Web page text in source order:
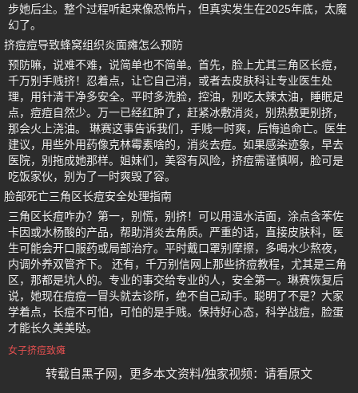
步她后尘。整个过程听起来像恐怖片，但真实发生在2025年底，太魔
幻了。
挤痘痘导致蜂窝组织炎面瘫怎么预防
预防嘛，说难不难，说简单也不简单。首先，脸上尤其三角区长痘，
千万别手贱挤！忍着点，让它自己消，或者去皮肤科让专业医生处
理，用针清干净多安全。平时多洗脸，控油，别吃太辣太油，睡眠足
点，痘痘自然少。万一已经红肿了，赶紧冰敷消炎，别热敷更别挤，
那会火上浇油。 琳赛这事告诉我们，手贱一时爽，后悔追命亡。医生
建议，用些外用药像克林霉素啥的，消炎去痘。如果感染迹象，早去
医院，别拖成她那样。姐妹们，美容有风险，挤痘需谨慎啊，脸可是
吃饭家伙，别为了一时爽毁了容。
脸部死亡三角区长痘安全处理指南
三角区长痘咋办？第一，别慌，别挤！可以用温水洁面，涂点含苯佐
卡因或水杨酸的产品，帮助消炎去角质。严重的话，直接皮肤科，医
生可能会开口服药或局部治疗。平时戴口罩别摩擦，多喝水少熬夜，
内调外养双管齐下。 还有，千万别信网上那些挤痘教程，尤其是三角
区，那都是坑人的。专业的事交给专业的人，安全第一。琳赛恢复后
说，她现在痘痘一冒头就去诊所，绝不自己动手。聪明了不是？大家
学着点，长痘不可怕，可怕的是手贱。保持好心态，科学战痘，脸蛋
才能长久美美哒。
女子挤痘致瘫
转载自黑子网，更多本文资料/独家视频：请看原文